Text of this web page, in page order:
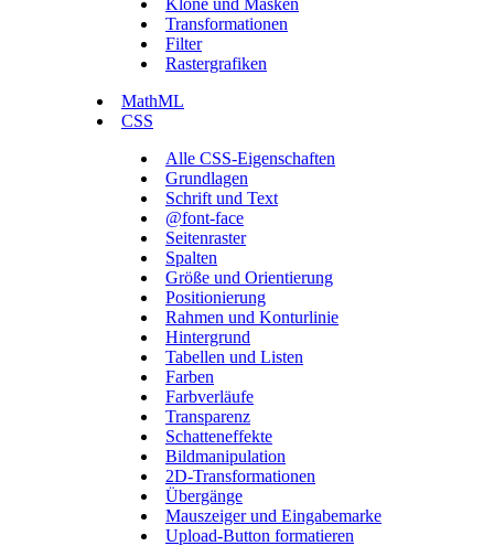
Klone und Masken
Transformationen
Filter
Rastergrafiken
MathML
CSS
Alle CSS-Eigenschaften
Grundlagen
Schrift und Text
@font-face
Seitenraster
Spalten
Größe und Orientierung
Positionierung
Rahmen und Konturlinie
Hintergrund
Tabellen und Listen
Farben
Farbverläufe
Transparenz
Schatteneffekte
Bildmanipulation
2D-Transformationen
Übergänge
Mauszeiger und Eingabemarke
Upload-Button formatieren